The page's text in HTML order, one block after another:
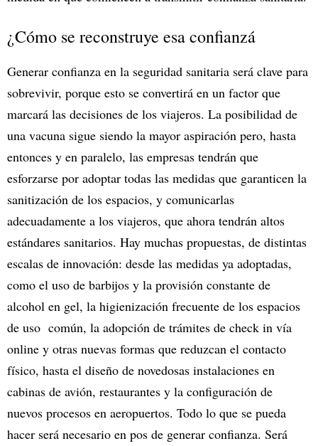
¿Cómo se reconstruye esa confianzá
Generar confianza en la seguridad sanitaria será clave para
sobrevivir, porque esto se convertirá en un factor que
marcará las decisiones de los viajeros. La posibilidad de
una vacuna sigue siendo la mayor aspiración pero, hasta
entonces y en paralelo, las empresas tendrán que
esforzarse por adoptar todas las medidas que garanticen la
sanitización de los espacios, y comunicarlas
adecuadamente a los viajeros, que ahora tendrán altos
estándares sanitarios. Hay muchas propuestas, de distintas
escalas de innovación: desde las medidas ya adoptadas,
como el uso de barbijos y la provisión constante de
alcohol en gel, la higienización frecuente de los espacios
de uso común, la adopción de trámites de check in vía
online y otras nuevas formas que reduzcan el contacto
físico, hasta el diseño de novedosas instalaciones en
cabinas de avión, restaurantes y la configuración de
nuevos procesos en aeropuertos. Todo lo que se pueda
hacer será necesario en pos de generar confianza. Será